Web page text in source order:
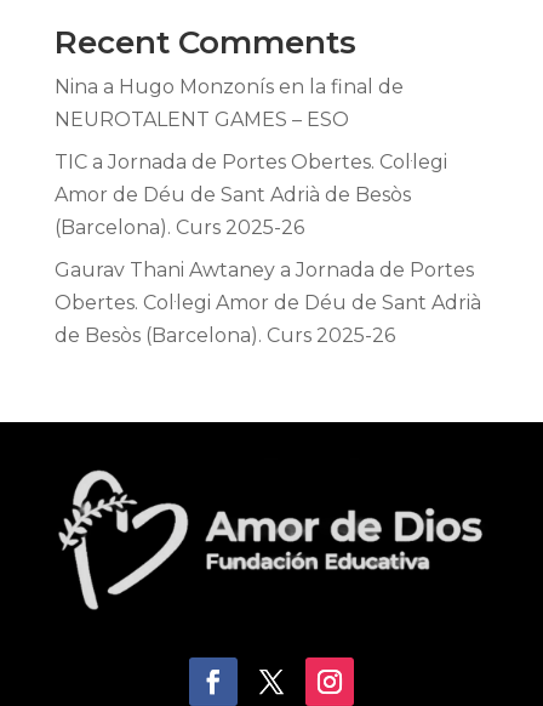
Recent Comments
Nina a Hugo Monzonís en la final de
NEUROTALENT GAMES – ESO
TICaJornada de Portes Obertes. Col·legi
Amor de Déu de Sant Adrià de Besòs
(Barcelona). Curs 2025-26
Gaurav Thani AwtaneyaJornada de Portes
Obertes. Col·legi Amor de Déu de Sant Adrià
de Besòs (Barcelona). Curs 2025-26